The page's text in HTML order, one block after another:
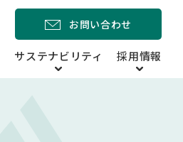
サステナビリティ 採用情報
お問い合わせ